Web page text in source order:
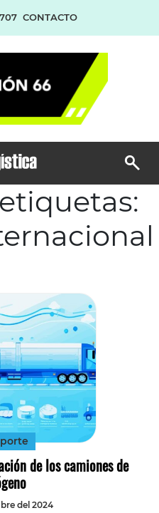
CONTACTO
de los camiones de
del 2024